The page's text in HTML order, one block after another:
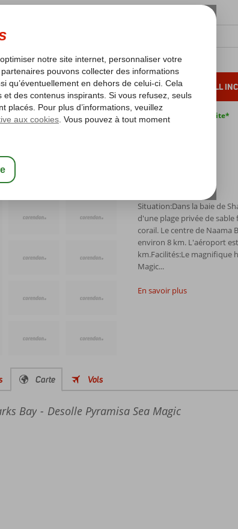
D'HIVER VACANCES AU SOLEIL ALL
Pas de surcharge carburant Annulation gratuite*
Situation:Dans la baie de
d'une plage privée de sable
corail. Le centre de Naama
environ 8 km. L'aéroport
km.Facilités:Le magnifique
Magic...
En savoir plus
Carte Vols
Bay Desolle Pyramisa Sea Magic